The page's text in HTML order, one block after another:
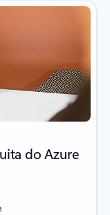
do Azure